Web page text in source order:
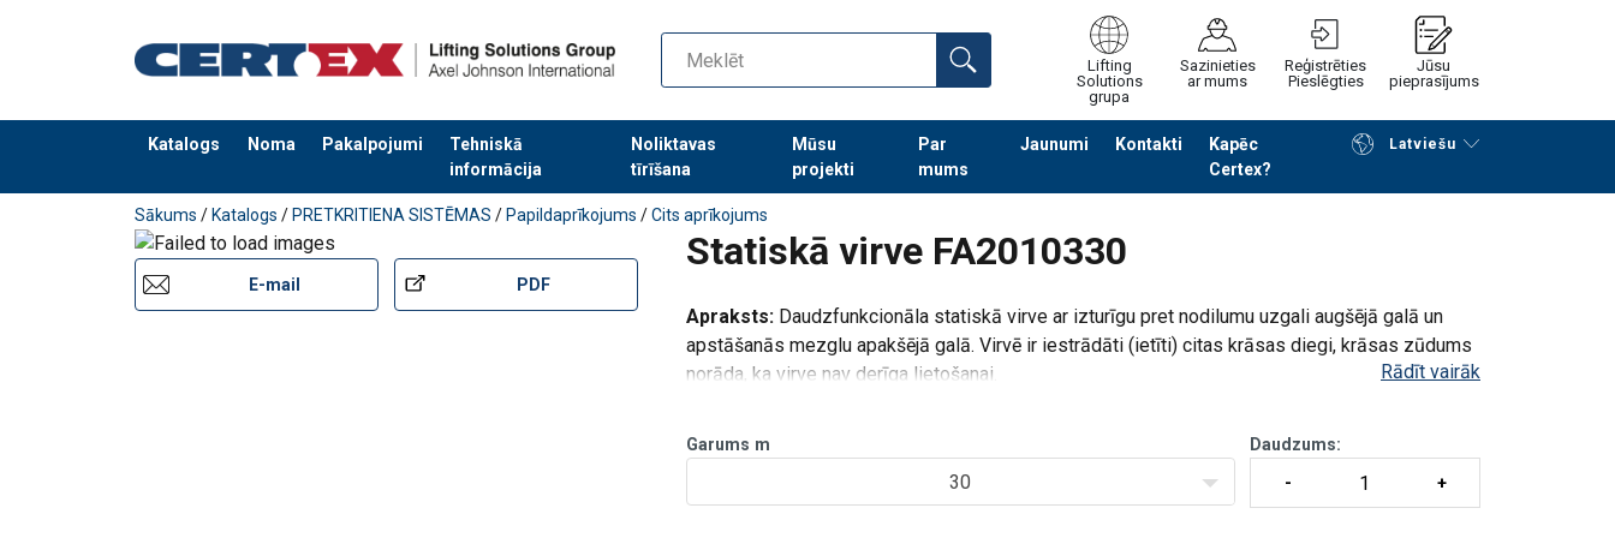
Lifting
Solutions
grupa
Sazinieties
ar mums
Reģistrēties
Pieslēgties
Jūsu
pieprasījums
Katalogs Noma Pakalpojumi
Tehniskā
informācija
Noliktavas
tīrīšana
Mūsu
projekti
Par
mums
Jaunumi Kontakti
Kapēc
Certex?
Latviešu
Pievienots jūsu pasūtījumam Turpināt meklēt preces Noformēt piedāvājuma pieprasījumu
Sākums / Katalogs / PRETKRITIENA SISTĒMAS / Papildaprīkojums /Cits aprīkojums
Statiskā virve FA2010330
E-mail PDF
Apraksts: Daudzfunkcionāla statiskā virve ar izturīgu pret nodilumu uzgali augšējā galā un
apstāšanās mezglu apakšējā galā. Virvē ir iestrādāti (ietīti) citas krāsas diegi, krāsas zūdums
norāda, ka virve nav derīga lietošanai.
Rādīt vairāk
Garums m
30
Daudzums:
"Darbs augstumā"